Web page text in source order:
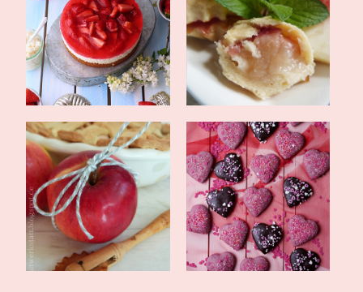
Erdbeer-Milchreis-
Kuchen mit locker...
Mini Nektarinen Pies und
warum sich...
Apple Pie {Klassiker} und
meine gro...
gefüllte Herzen mit
Kirschmarmelade...